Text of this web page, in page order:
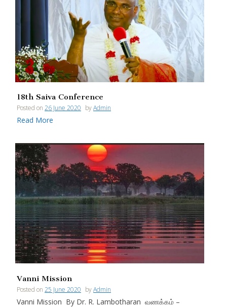
18th Saiva Conference
Posted on 26 June 2020 byAdmin
Read More
Vanni Mission
Posted on 25 June 2020 byAdmin
Vanni Mission By Dr. R. Lambotharan வணக்கம் –